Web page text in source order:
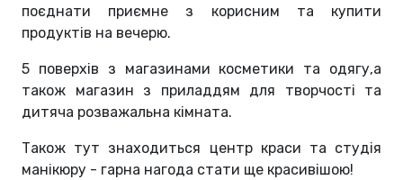
поєднати приємне з корисним та купити
продуктів на вечерю.
5 поверхів з магазинами косметики та одягу,а
також магазин з приладдям для творчості та
дитяча розважальна кімната.
Також тут знаходиться центр краси та студія
манікюру - гарна нагода стати ще красивішою!